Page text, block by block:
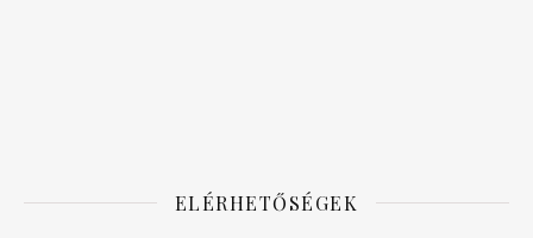
ELÉRHETŐSÉGEK